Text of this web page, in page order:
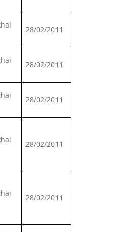
28/02/2011
28/02/2011
28/02/2011
28/02/2011
28/02/2011